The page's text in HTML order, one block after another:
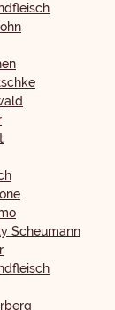
Scheumann